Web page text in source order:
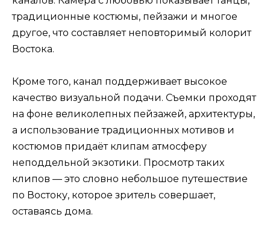
традиционные костюмы, пейзажи и многое
другое, что составляет неповторимый колорит
Востока.
Кроме того, канал поддерживает высокое
качество визуальной подачи. Съемки проходят
на фоне великолепных пейзажей, архитектуры,
а использование традиционных мотивов и
костюмов придаёт клипам атмосферу
неподдельной экзотики. Просмотр таких
клипов — это словно небольшое путешествие
по Востоку, которое зритель совершает,
оставаясь дома.